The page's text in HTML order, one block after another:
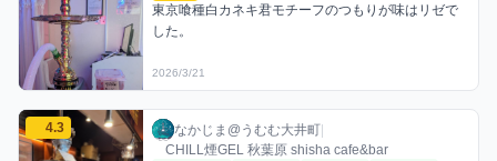
東京喰種白カネキ君モチーフのつもりが味はリゼで
した。
2026/3/21
なかじま@うむむ大井町のローズミックスを見る
4.3 なかじま@うむむ大井町 / お店シーシャ /
なかじま@うむむ大井町|
CHILL煙GEL 秋葉原 shisha cafe&bar
利用フレーバー
コメント
評価